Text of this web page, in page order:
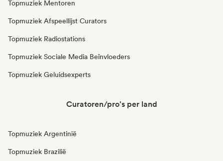
Topmuziek Mentoren
Topmuziek Afspeellijst Curators
Topmuziek Radiostations
Topmuziek Sociale Media Beïnvloeders
Topmuziek Geluidsexperts
Curatoren/pro's per land
Topmuziek Argentinië
Topmuziek Brazilië